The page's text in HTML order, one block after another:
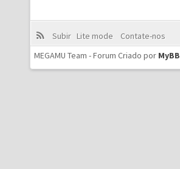
Subir Lite mode
Contate-nos
MEGAMU Team - Forum Criado por MyBB